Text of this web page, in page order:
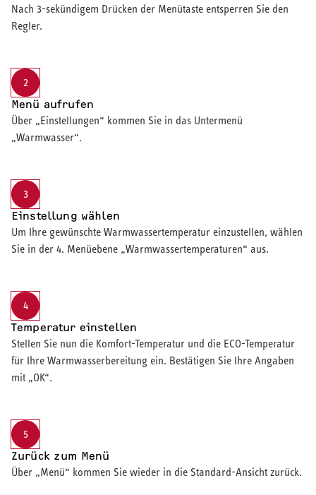
Nach 3-sekündigem Drücken der Menütaste entsperren Sie den
Regler.
2
Menü aufrufen
Über „Einstellungen“ kommen Sie in das Untermenü
„Warmwasser“.
3
Einstellung wählen
Um Ihre gewünschte Warmwassertemperatur einzustellen, wählen
Sie in der 4. Menüebene „Warmwassertemperaturen“ aus.
4
Temperatur einstellen
Stellen Sie nun die Komfort-Temperatur und die ECO-Temperatur
für Ihre Warmwasserbereitung ein. Bestätigen Sie Ihre Angaben
mit „OK“.
5
Zurück zum Menü
Über „Menü“ kommen Sie wieder in die Standard-Ansicht zurück.